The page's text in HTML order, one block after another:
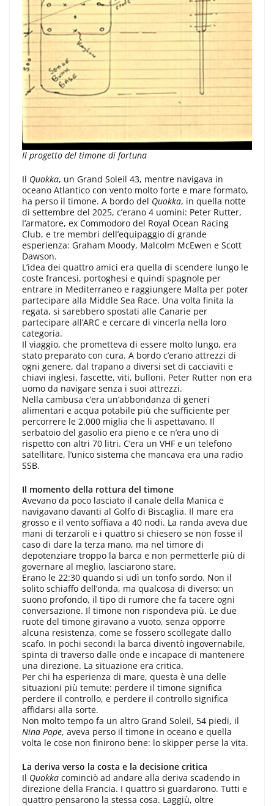
Il progetto del timone di fortuna
Il Quokka, un Grand Soleil 43, mentre navigava in
oceano Atlantico con vento molto forte e mare formato,
ha perso il timone. A bordo del Quokka, in quella notte
di settembre del 2025, c’erano 4 uomini: Peter Rutter,
l’armatore, ex Commodoro del Royal Ocean Racing
Club, e tre membri dell’equipaggio di grande
esperienza: Graham Moody, Malcolm McEwen e Scott
Dawson.
L’idea dei quattro amici era quella di scendere lungo le
coste francesi, portoghesi e quindi spagnole per
entrare in Mediterraneo e raggiungere Malta per poter
partecipare alla Middle Sea Race. Una volta finita la
regata, si sarebbero spostati alle Canarie per
partecipare all’ARC e cercare di vincerla nella loro
categoria.
Il viaggio, che prometteva di essere molto lungo, era
stato preparato con cura. A bordo c’erano attrezzi di
ogni genere, dal trapano a diversi set di cacciaviti e
chiavi inglesi, fascette, viti, bulloni. Peter Rutter non era
uomo da navigare senza i suoi attrezzi.
Nella cambusa c’era un’abbondanza di generi
alimentari e acqua potabile più che sufficiente per
percorrere le 2.000 miglia che li aspettavano. Il
serbatoio del gasolio era pieno e ce n’era uno di
rispetto con altri 70 litri. C’era un VHF e un telefono
satellitare, l’unico sistema che mancava era una radio
SSB.
Il momento della rottura del timone
Avevano da poco lasciato il canale della Manica e
navigavano davanti al Golfo di Biscaglia. Il mare era
grosso e il vento soffiava a 40 nodi. La randa aveva due
mani di terzaroli e i quattro si chiesero se non fosse il
caso di dare la terza mano, ma nel timore di
depotenziare troppo la barca e non permetterle più di
governare al meglio, lasciarono stare.
Erano le 22:30 quando si udì un tonfo sordo. Non il
solito schiaffo dell’onda, ma qualcosa di diverso: un
suono profondo, il tipo di rumore che fa tacere ogni
conversazione. Il timone non rispondeva più. Le due
ruote del timone giravano a vuoto, senza opporre
alcuna resistenza, come se fossero scollegate dallo
scafo. In pochi secondi la barca diventò ingovernabile,
spinta di traverso dalle onde e incapace di mantenere
una direzione. La situazione era critica.
Per chi ha esperienza di mare, questa è una delle
situazioni più temute: perdere il timone significa
perdere il controllo, e perdere il controllo significa
affidarsi alla sorte.
Non molto tempo fa un altro Grand Soleil, 54 piedi, il
Nina Pope, aveva perso il timone in oceano e quella
volta le cose non finirono bene: lo skipper perse la vita.
La deriva verso la costa e la decisione critica
Il Quokka cominciò ad andare alla deriva scadendo in
direzione della Francia. I quattro si guardarono. Tutti e
quattro pensarono la stessa cosa. Laggiù, oltre